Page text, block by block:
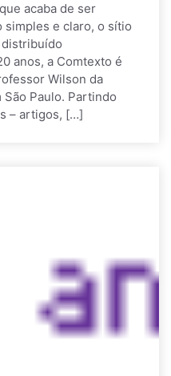
acaba de ser
simples e claro, o sítio
anos, a Comtexto é
Wilson da
São Paulo. Partindo
– artigos, […]